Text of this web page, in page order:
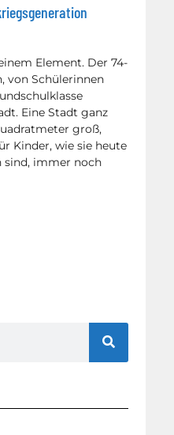
Element. Der 74-
von Schülerinnen
Eine Stadt ganz
groß,
Kinder, wie sie heute
sind, immer noch